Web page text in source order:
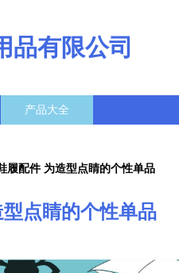
品有限公司
产品大全
履配件 为造型点睛的个性单品
点睛的个性单品